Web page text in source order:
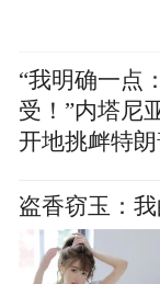
“我明确一点
受！”内塔尼
开地挑衅特朗
盗香窃玉：